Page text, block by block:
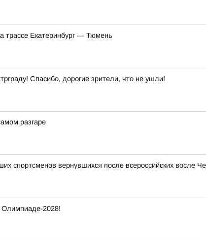
трассе Екатеринбург — Тюмень
Спасибо, дорогие зрители, что не ушли!
разгаре
спортсменов вернувшихся после всероссийских
2028!